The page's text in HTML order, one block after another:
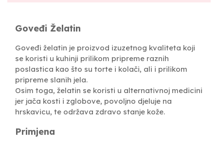
Goveđi Želatin
Goveđi želatin je proizvod izuzetnog kvaliteta koji
se koristi u kuhinji prilikom pripreme raznih
poslastica kao što su torte i kolači, ali i prilikom
pripreme slanih jela.
Osim toga, želatin se koristi u alternativnoj medicini
jer jača kosti i zglobove, povoljno djeluje na
hrskavicu, te održava zdravo stanje kože.
Primjena